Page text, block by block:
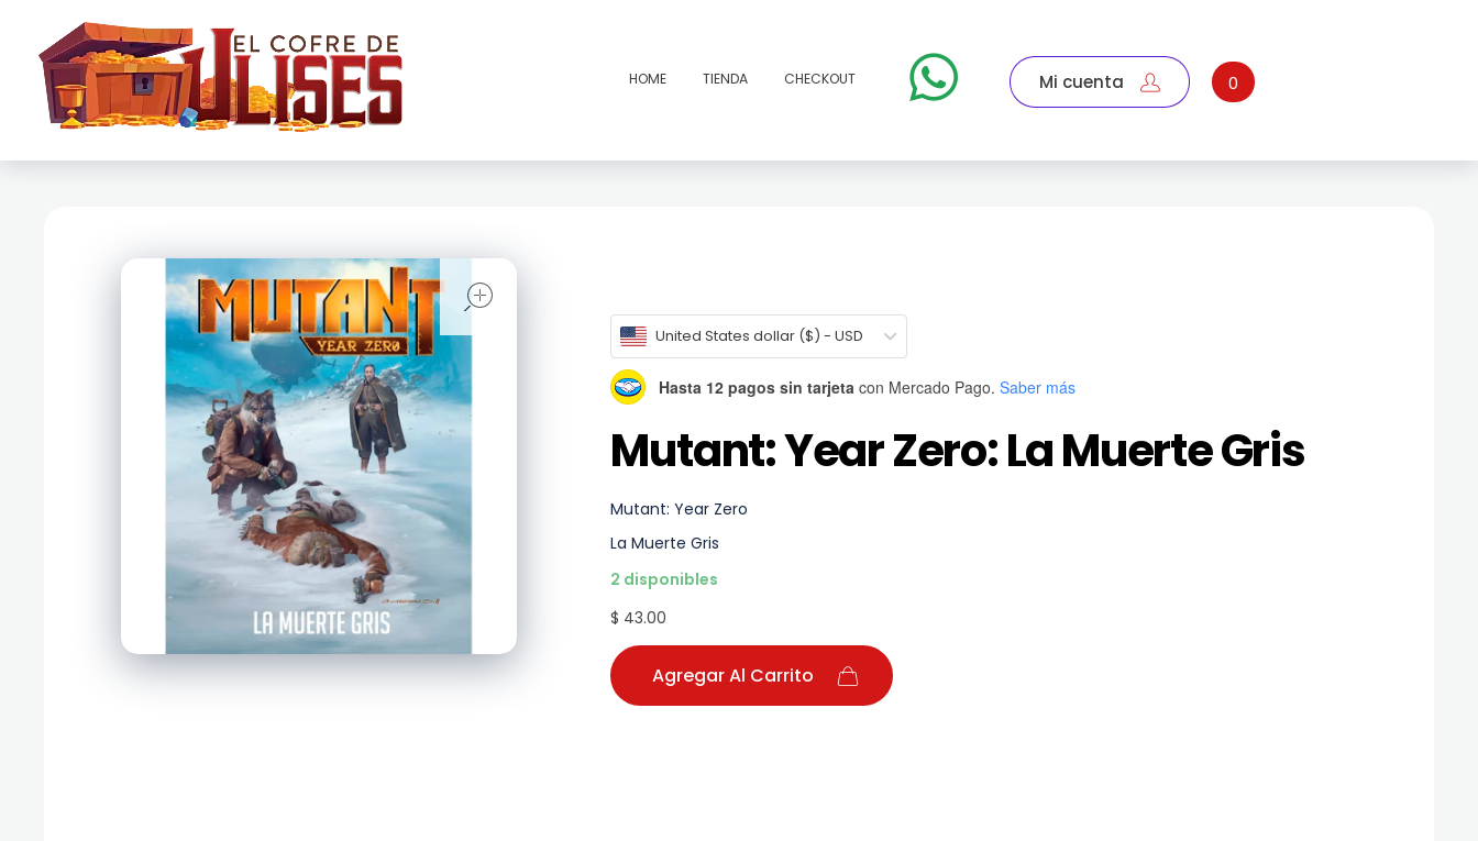
HOME TIENDA CHECKOUT Mi cuenta 0
Mutant: Year Zero: La Muerte Gris
$ 43.00
United States dollar ($) - USD
Mutant: Year Zero
La Muerte Gris
2 disponibles
Hasta 12 pagos sin tarjeta con Mercado Pago. Saber más
Agregar Al Carrito